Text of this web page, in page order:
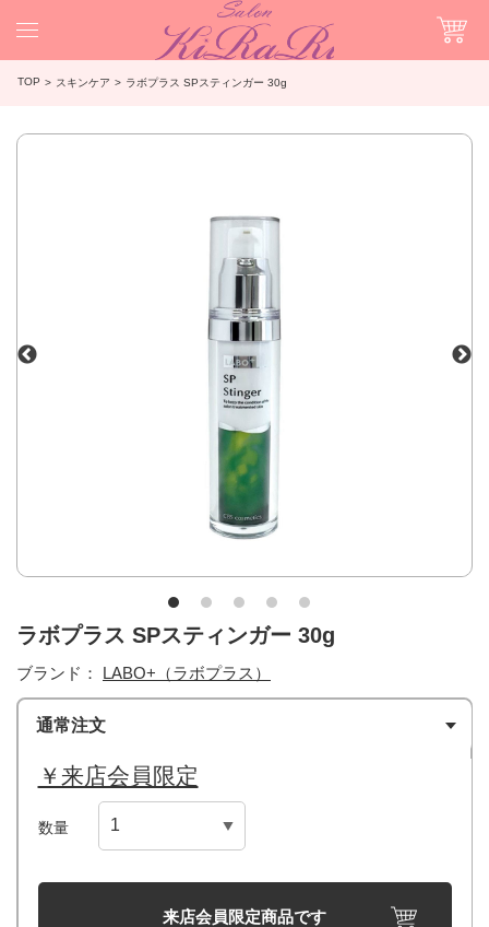
TOP スキンケア ラボプラス SPスティンガー 30g
ラボプラス SPスティンガー 30g
ブランド： LABO+（ラボプラス）
通常注文
￥来店会員限定
数量
来店会員限定商品です